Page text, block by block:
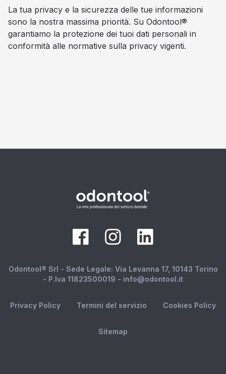
La tua privacy e la sicurezza delle tue informazioni
sono la nostra massima priorità. Su Odontool®
garantiamo la protezione dei tuoi dati personali in
conformità alle normative sulla privacy vigenti.
Odontool® Srl - Sede Legale: Via Levanna 17, 10143 Torino
- P.Iva 11823500019 - info@odontool.it
Privacy Policy Termini del servizio Cookies Policy
Sitemap